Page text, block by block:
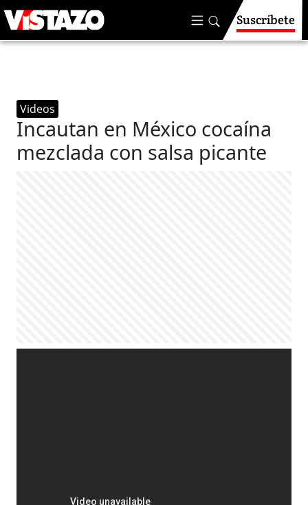
Suscríbete
Videos
Incautan en México cocaína
mezclada con salsa picante